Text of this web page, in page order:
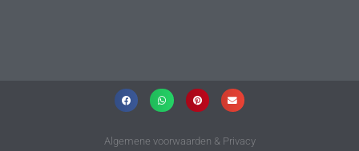
Algemene voorwaarden & Privacy